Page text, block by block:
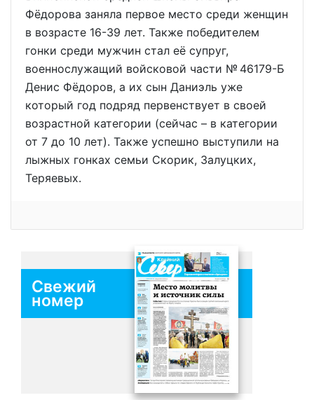
Фёдорова заняла первое место среди женщин
в возрасте 16-39 лет. Также победителем
гонки среди мужчин стал её супруг,
военнослужащий войсковой части № 46179-Б
Денис Фёдоров, а их сын Даниэль уже
который год подряд первенствует в своей
возрастной категории (сейчас – в категории
от 7 до 10 лет). Также успешно выступили на
лыжных гонках семьи Скорик, Залуцких,
Теряевых.
Свежий
номер